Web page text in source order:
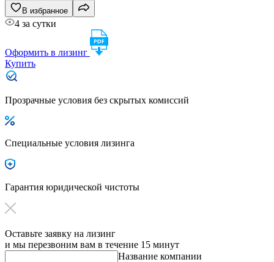
В избранное
4 за сутки
Оформить в лизинг
Купить
Прозрачные условия без скрытых комиссий
Специальные условия лизинга
Гарантия юридической чистоты
Оставьте заявку на лизинг
и мы перезвоним вам в течение 15 минут
Название компании